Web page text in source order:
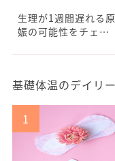
生理が1週間遅れる
娠の可能性をチェ…
基礎体温のデイリ